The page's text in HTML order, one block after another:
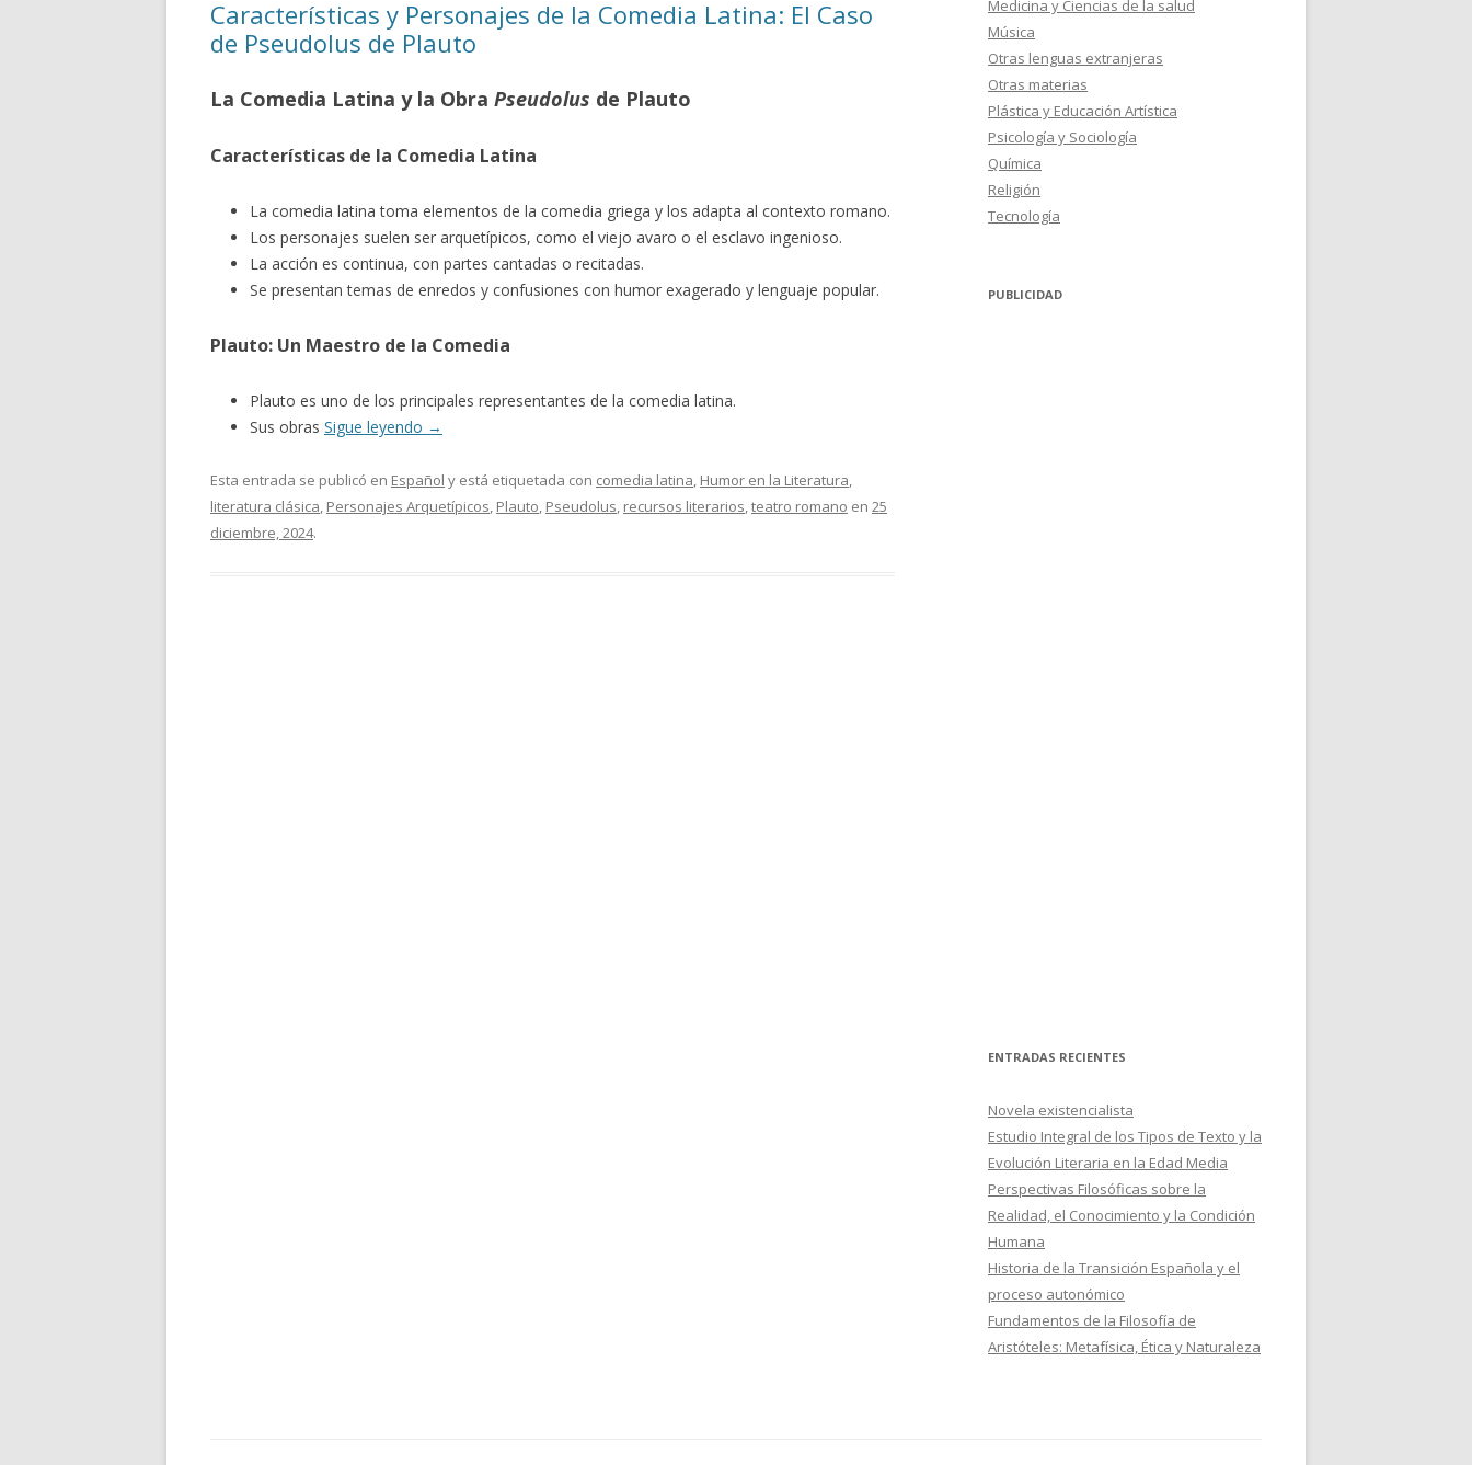
Características y Personajes de la Comedia Latina: El Caso
de Pseudolus de Plauto
La Comedia Latina y la Obra Pseudolus de Plauto
Características de la Comedia Latina
La comedia latina toma elementos de la comedia griega y los adapta al contexto romano.
Los personajes suelen ser arquetípicos, como el viejo avaro o el esclavo ingenioso.
La acción es continua, con partes cantadas o recitadas.
Se presentan temas de enredos y confusiones con humor exagerado y lenguaje popular.
Plauto: Un Maestro de la Comedia
Plauto es uno de los principales representantes de la comedia latina.
Sus obras Sigue leyendo →
Esta entrada se publicó en Español y está etiquetada con comedia latina, Humor en la Literatura,
literatura clásica, Personajes Arquetípicos, Plauto, Pseudolus, recursos literarios,teatro romano en 25
diciembre, 2024.
Medicina y Ciencias de la salud
Música
Otras lenguas extranjeras
Otras materias
Plástica y Educación Artística
Psicología y Sociología
Química
Religión
Tecnología
PUBLICIDAD
ENTRADAS RECIENTES
Novela existencialista
Estudio Integral de los Tipos de Texto y la
Evolución Literaria en la Edad Media
Perspectivas Filosóficas sobre la
Realidad, el Conocimiento y la Condición
Humana
Historia de la Transición Española y el
proceso autonómico
Fundamentos de la Filosofía de
Aristóteles: Metafísica, Ética y Naturaleza